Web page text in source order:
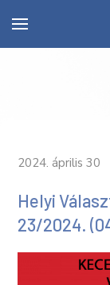
2024. április 30
Helyi
23/2024.